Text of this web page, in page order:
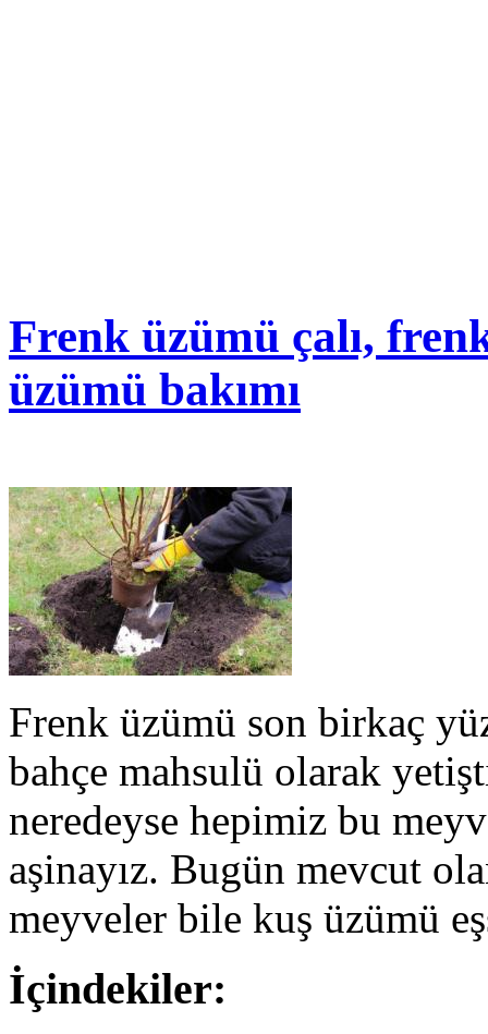
Frenk üzümü çalı,
üzümü bakımı
Frenk üzümü son birkaç
bahçe mahsulü olarak
neredeyse hepimiz bu
aşinayız. Bugün mevcut
meyveler bile kuş üzümü
İçindekiler: